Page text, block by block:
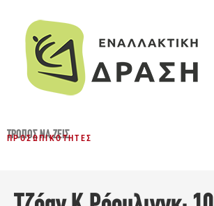
ΤΡΌΠΟΣ ΝΑ ΖΕΙΣ
ΠΡΟΣΩΠΙΚΌΤΗΤΕΣ